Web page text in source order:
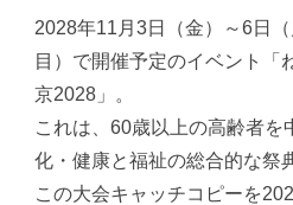
2028年11月3日（金）～6日
目）で開催予定のイベント「
京2028」。
これは、60歳以上の高齢者を
化・健康と福祉の総合的な祭
この大会キャッチコピーを